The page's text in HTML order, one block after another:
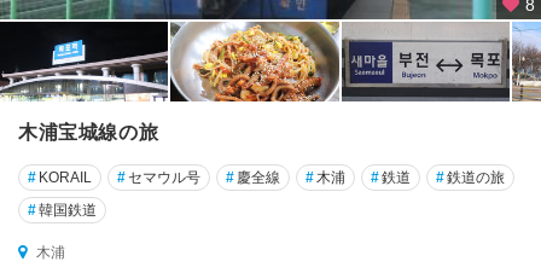
ジ
★
釜
山
カ
ン
フ
8
木浦宝城線の旅
# KORAIL #セマウル号 # 慶全線 #木浦 #鉄道 #鉄道の旅
#韓国鉄道
木浦